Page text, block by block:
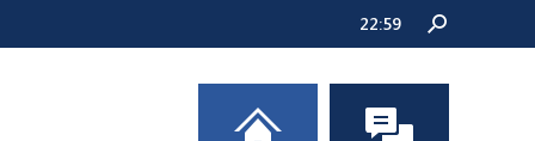
22:59